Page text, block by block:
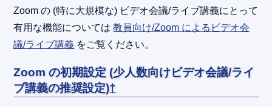
Zoom の (特に大規模な) ビデオ会議/ライブ講義にとって
有用な機能については教員向け/Zoom によるビデオ会
議/ライブ講義 をご覧ください。
Zoom の初期設定 (少人数向けビデオ会議/ライ
ブ講義の推奨設定)†